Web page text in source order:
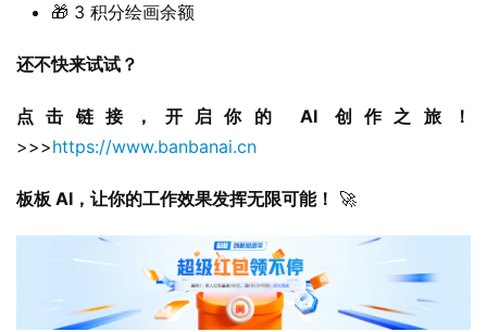
🎁 3 积分绘画余额
还不快来试试？
点击链接，开启你的 AI 创作之旅！
>>>https://www.banbanai.cn
板板 AI，让你的工作效果发挥无限可能！ 🚀